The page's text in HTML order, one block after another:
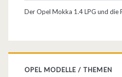
Der Opel Mokka 1.4 LPG und die
OPEL MODELLE / THEMEN